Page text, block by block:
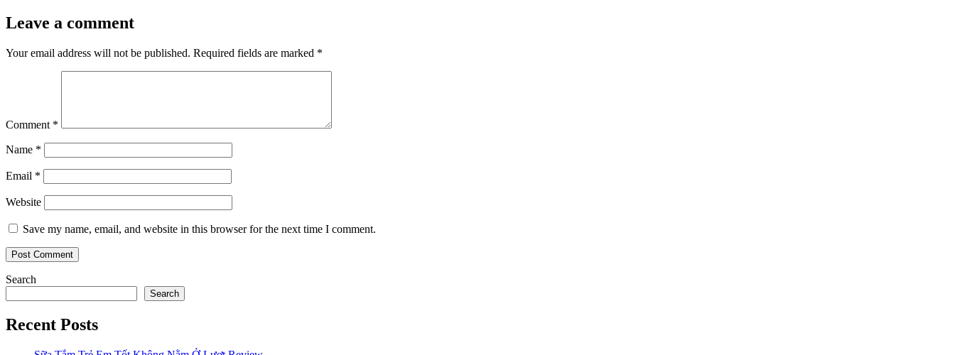
Leave a comment
Your email address will not be published. Required fields are marked *
Comment *
Name *
Email *
Website
Save my name, email, and website in this browser for the next time I comment.
Search
Search
Recent Posts